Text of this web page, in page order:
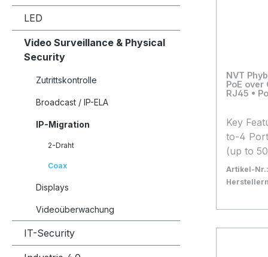
LED
Video Surveillance & Physical
Security
Zutrittskontrolle
Broadcast / IP-ELA
IP-Migration
2-Draht
Coax
Displays
Videoüberwachung
IT-Security
NVT
PoE over
RJ45 •
Key
to-4
(up to
power
Artikel-Nr.:
In den